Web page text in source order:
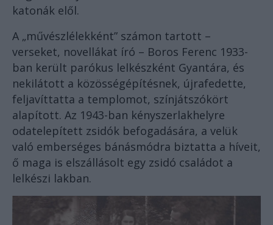
katonák elől.
A „művészlélekként” számon tartott –
verseket, novellákat író – Boros Ferenc 1933-
ban került parókus lelkészként Gyantára, és
nekilátott a közösségépítésnek, újrafedette,
feljavíttatta a templomot, színjátszókört
alapított. Az 1943-ban kényszerlakhelyre
odatelepített zsidók befogadására, a velük
való emberséges bánásmódra biztatta a híveit,
ő maga is elszállásolt egy zsidó családot a
lelkészi lakban.